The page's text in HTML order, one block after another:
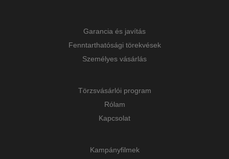
Garancia és javítás
Fenntarthatósági törekvések
Személyes vásárlás
Törzsvásárlói program
Rólam
Kapcsolat
Kampányfilmek